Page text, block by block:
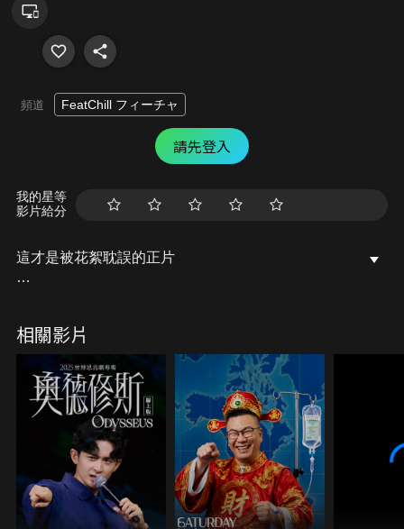
頻道 FeatChill フィーチャ
請先登入
我的星等
影片給分
這才是被花絮耽誤的正片
＊FeatChill フィーチャ｜正式參戰名單 ＊
11/5（六）第一集
主持人：喬瑟夫、盧廣仲、黑嘉嘉
來賓：鍾佳播、 李芷婷 Nasi 出庭！
＊FeatChill フィーチャ｜正式參戰名單＊
11/6（日）第二集
主持人：喬瑟夫、盧廣仲、黑嘉嘉
來賓：鍾佳播、 巴大雄、 Marz23、 劉修齊 出庭！
相關影片